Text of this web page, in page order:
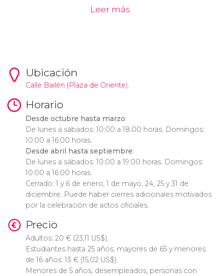
Leer más
Ubicación
Calle Bailén (Plaza de Oriente).
Horario
Desde octubre hasta marzo:
De lunes a sábados: 10:00 a 18:00 horas. Domingos:
10:00 a 16:00 horas.
Desde abril hasta septiembre:
De lunes a sábados: 10:00 a 19:00 horas. Domingos:
10:00 a 16:00 horas.
Cerrado: 1 y 6 de enero, 1 de mayo, 24, 25 y 31 de
diciembre. Puede haber cierres adicionales motivados
por la celebración de actos oficiales.
Precio
Adultos: 20 €(23,11 US$).
Estudiantes hasta 25 años, mayores de 65 y menores
de 16 años: 13 €(15,02 US$).
Menores de 5 años, desempleados, personas con